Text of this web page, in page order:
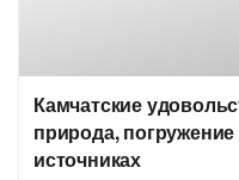
Камчатские
природа, погружение
источниках